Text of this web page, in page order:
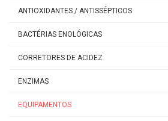
ANTIOXIDANTES / ANTISSÉPTICOS
BACTÉRIAS ENOLÓGICAS
CORRETORES DE ACIDEZ
ENZIMAS
EQUIPAMENTOS